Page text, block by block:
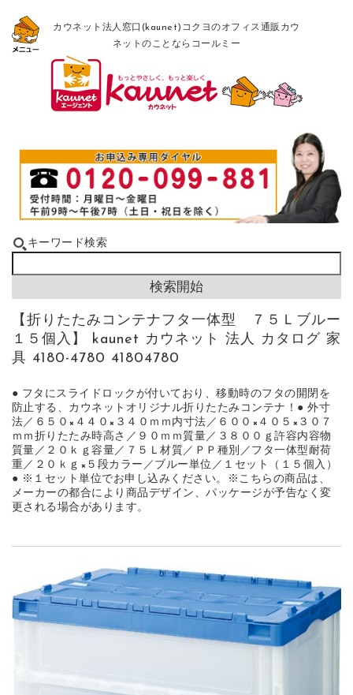
カウネット法人窓口(kaunet)コクヨのオフィス通販カウ
ネットのことならコールミー
キーワード検索
【折りたたみコンテナフタ一体型 ７５Ｌブルー
１５個入】 kaunet カウネット 法人 カタログ 家
具 4180-4780 41804780
● フタにスライドロックが付いており、移動時のフタの開閉を
防止する、カウネットオリジナル折りたたみコンテナ！● 外寸
法／６５０×４４０×３４０ｍｍ内寸法／６００×４０５×３０７
ｍｍ折りたたみ時高さ／９０ｍｍ質量／３８００ｇ許容内容物
質量／２０ｋｇ容量／７５Ｌ材質／ＰＰ種別／フタ一体型耐荷
重／２０ｋｇ×５段カラー／ブルー単位／１セット（１５個入）
● ※１セット単位でお申し込みください。※こちらの商品は、
メーカーの都合により商品デザイン、パッケージが予告なく変
更される場合があります。